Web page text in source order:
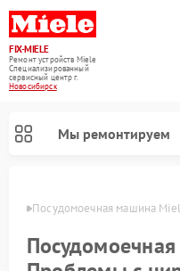
FIX-MIELE
Ремонт устройств Miele
Специализированный
cервисный центр г.
Новосибирск
Мы ремонтируем
Посудомоечная машина